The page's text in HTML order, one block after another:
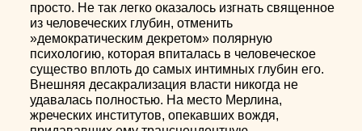
просто. Не так легко оказалось изгнать священное
из человеческих глубин, отменить
»демократическим декретом» полярную
психологию, которая впиталась в человеческое
существо вплоть до самых интимных глубин его.
Внешняя десакрализация власти никогда не
удавалась полностью. На место Мерлина,
жреческих институтов, опекавших вождя,